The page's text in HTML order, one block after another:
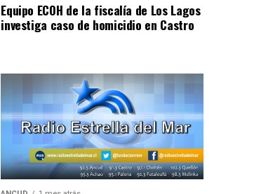
Equipo ECOH de la fiscalía de Los Lagos
investiga caso de homicidio en Castro